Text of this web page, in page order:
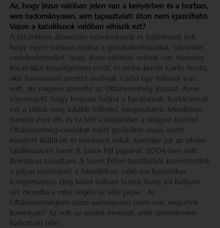
Az, hogy Jézus valóban jelen van a kenyérben és a borban,
sem tudományosan, sem tapasztalati úton nem igazolható.
Vajon a katolikusok valóban elhiszik ezt?
A hitünkben állandóan növekednünk és fejlődnünk kell,
hogy egyre jobban átjárja a gondolkodásunkat, szívünket,
cselekedeteinket, hogy Jézus valóban velünk van. Nemrég
fiatalokkal beszélgettem erről, és szóba került Carlo Acutis,
akit hamarosan szentté avatnak. Carlo egy milánói srác
volt, aki nagyon szerette az Oltáriszentség Jézusát. Azon
töprengett, hogy hogyan tudná a barátainak, kortársainak
ezt a titkot még inkább felfedni, megmutatni. Mindössze
tizenöt évet élt, és ez lett a küldetése: a világon történt
Oltáriszentség-csodákat ezért gyűjtötte össze, ezért
készített kiállítást és honlapot róluk. Eszembe jut az utolsó
találkozásom Szent II. János Pál pápával. 2004-ben volt,
Rómában tanultam. A Szent Péter-bazilikából közvetítették
a pápai szentmisét a Mexikóban zajló eucharisztikus
kongresszusra. Elég közel voltam hozzá, hogy jól halljam,
azt mondta a mise végén az idős pápa: „Az
Oltáriszentségben Jézus valóságosan jelen van, vegyétek
komolyan!” Ez volt az utolsó mondat, amit személyesen
hallottam tőle.